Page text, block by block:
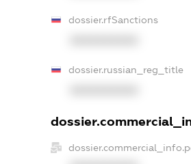
dossier.rfSanctions
dossier.russian_reg_title